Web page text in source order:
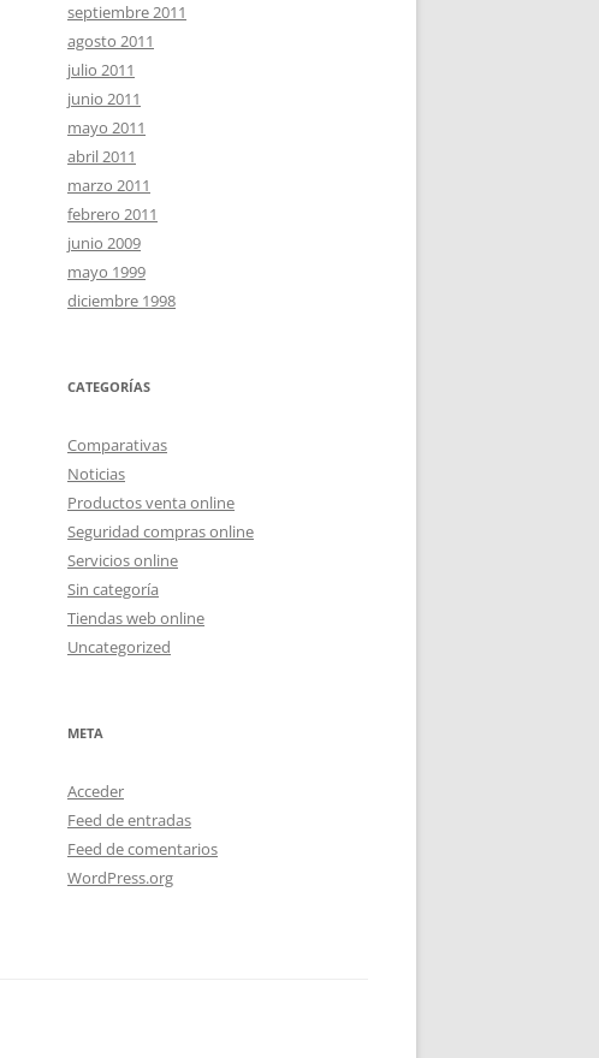
septiembre 2011
agosto 2011
julio 2011
junio 2011
mayo 2011
abril 2011
marzo 2011
febrero 2011
junio 2009
mayo 1999
diciembre 1998
CATEGORÍAS
Comparativas
Noticias
Productos venta online
Seguridad compras online
Servicios online
Sin categoría
Tiendas web online
Uncategorized
META
Acceder
Feed de entradas
Feed de comentarios
WordPress.org